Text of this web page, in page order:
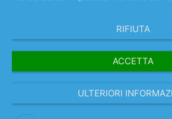
RIFIUTA
ACCETTA
ULTERIORI